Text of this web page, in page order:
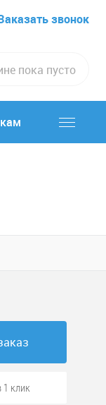
звонок
пока пусто
1 клик